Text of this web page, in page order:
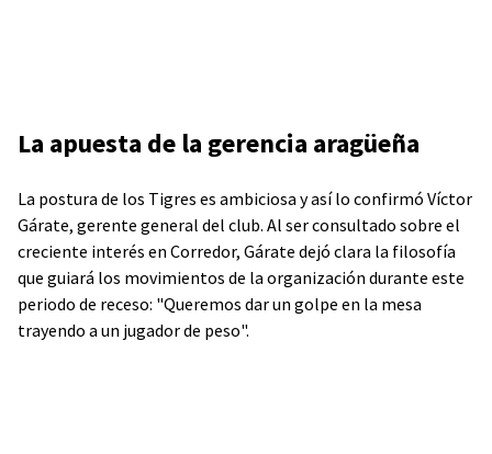
La apuesta de la gerencia aragüeña
La postura de los Tigres es ambiciosa y así lo confirmó Víctor
Gárate, gerente general del club. Al ser consultado sobre el
creciente interés en Corredor, Gárate dejó clara la filosofía
que guiará los movimientos de la organización durante este
periodo de receso: "Queremos dar un golpe en la mesa
trayendo a un jugador de peso".